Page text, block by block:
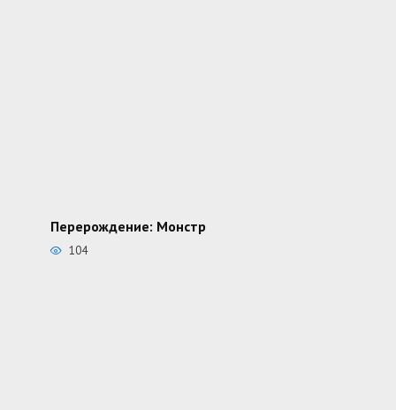
Перерождение: Монстр
104